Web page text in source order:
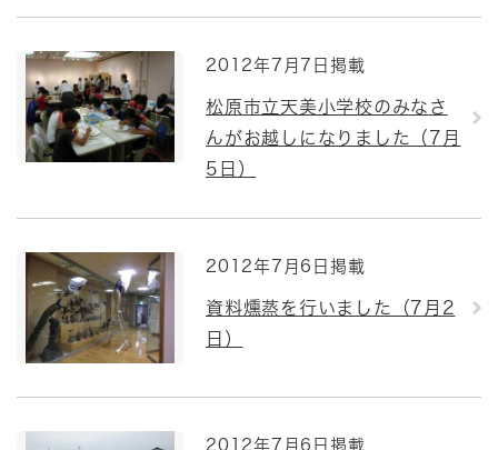
2012年7月7日掲載
松原市立天美小学校のみなさ
んがお越しになりました（7月
5日）
2012年7月6日掲載
資料燻蒸を行いました（7月2
日）
2012年7月6日掲載